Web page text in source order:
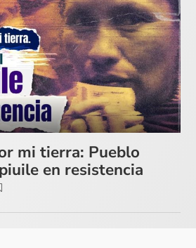
mi tierra: Pueblo
en resistencia